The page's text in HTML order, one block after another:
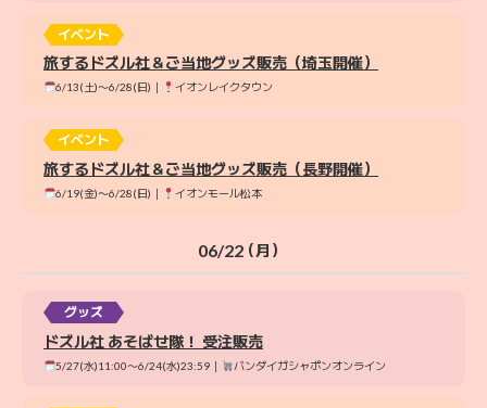
イベント
旅するドズル社＆ご当地グッズ販売（埼玉開催）
6/13(土)〜6/28(日)｜ イオンレイクタウン
イベント
旅するドズル社＆ご当地グッズ販売（長野開催）
6/19(金)〜6/28(日)｜ イオンモール松本
06/22（月）
グッズ
ドズル社 あそばせ隊！ 受注販売
5/27(水)11:00〜6/24(水)23:59｜ バンダイガシャポンオンライン